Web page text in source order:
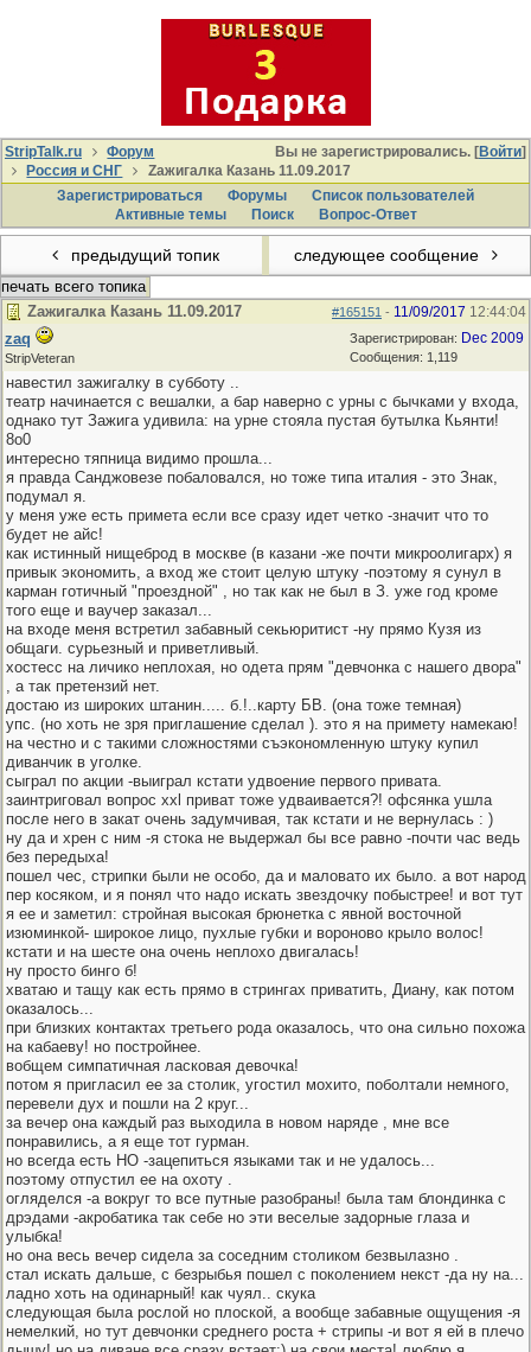
Вы не зарегистрировались. [Войти]
StripTalk.ru
Форум
Россия и СНГ
Zажигалка Казань 11.09.2017
Зарегистрироваться
Форумы
Список пользователей
Активные темы
Поиcк Вопрос-Ответ
предыдущий топик следующее сообщение
печать всего топика
#165151 - 11/09/2017 12:44:04
Zажигалка Казань 11.09.2017
Зарегистрирован: Dec 2009
Сообщения: 1,119
zaq
StripVeteran
навестил зажигалку в субботу ..
театр начинается с вешалки, а бар наверно с урны с бычками у входа,
однако тут Зажига удивила: на урне стояла пустая бутылка Кьянти!
8о0
интересно тяпница видимо прошла...
я правда Санджовезе побаловался, но тоже типа италия - это Знак,
подумал я.
у меня уже есть примета если все сразу идет четко -значит что то
будет не айс!
как истинный нищеброд в москве (в казани -же почти микроолигарх) я
привык экономить, а вход же стоит целую штуку -поэтому я сунул в
карман готичный "проездной" , но так как не был в З. уже год кроме
того еще и ваучер заказал...
на входе меня встретил забавный секьюритист -ну прямо Кузя из
общаги. сурьезный и приветливый.
хостесс на личико неплохая, но одета прям "девчонка с нашего двора"
, а так претензий нет.
достаю из широких штанин..... б.!..карту БВ. (она тоже темная)
упс. (но хоть не зря приглашение сделал ). это я на примету намекаю!
на честно и с такими сложностями съэкономленную штуку купил
диванчик в уголке.
сыграл по акции -выиграл кстати удвоение первого привата.
заинтриговал вопрос xxl приват тоже удваивается?! офсянка ушла
после него в закат очень задумчивая, так кстати и не вернулась : )
ну да и хрен с ним -я стока не выдержал бы все равно -почти час ведь
без передыха!
пошел чес, стрипки были не особо, да и маловато их было. а вот народ
пер косяком, и я понял что надо искать звездочку побыстрее! и вот тут
я ее и заметил: стройная высокая брюнетка с явной восточной
изюминкой- широкое лицо, пухлые губки и вороново крыло волос!
кстати и на шесте она очень неплохо двигалась!
ну просто бинго б!
хватаю и тащу как есть прямо в стрингах приватить, Диану, как потом
оказалось...
при близких контактах третьего рода оказалось, что она сильно похожа
на кабаеву! но постройнее.
вобщем симпатичная ласковая девочка!
потом я пригласил ее за столик, угостил мохито, поболтали немного,
перевели дух и пошли на 2 круг...
за вечер она каждый раз выходила в новом наряде , мне все
понравились, а я еще тот гурман.
но всегда есть НО -зацепиться языками так и не удалось...
поэтому отпустил ее на охоту .
огляделся -а вокруг то все путные разобраны! была там блондинка с
дрэдами -акробатика так себе но эти веселые задорные глаза и
улыбка!
но она весь вечер сидела за соседним столиком безвылазно .
стал искать дальше, с безрыбья пошел с поколением некст -да ну на...
ладно хоть на одинарный! как чуял.. скука
следующая была рослой но плоской, а вообще забавные ощущения -я
немелкий, но тут девчонки среднего роста + стрипы -и вот я ей в плечо